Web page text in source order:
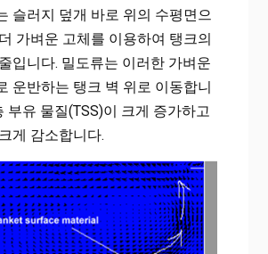
슬러지 덮개 바로 위의 수평면으
가벼운 고체를 이용하여 탱크의
입니다. 밀도류는 이러한 가벼운
운반하는 탱크 벽 위로 이동합니
부유 물질(TSS)이 크게 증가하고
게 감소합니다.